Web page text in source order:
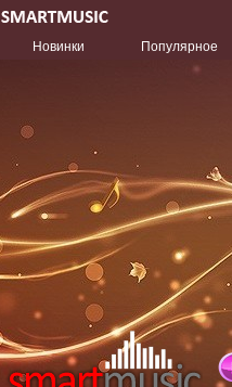
Новинки Популярное